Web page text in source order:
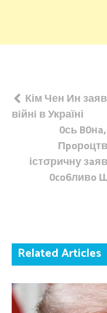
Навігація
записів
Кім Чен Ин
вiйнi в Україні
0сь
істσричну
0co6ливo
Related Articles